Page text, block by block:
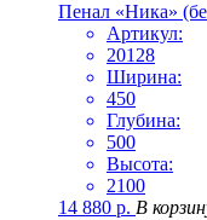
Пенал «Ника»
Артикул:
20128
Ширина:
450
Глубина:
500
Высота:
2100
14 880 р. В